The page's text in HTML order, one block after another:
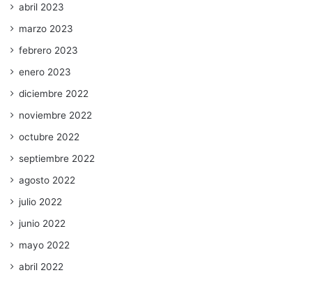
abril 2023
marzo 2023
febrero 2023
enero 2023
diciembre 2022
noviembre 2022
octubre 2022
septiembre 2022
agosto 2022
julio 2022
junio 2022
mayo 2022
abril 2022